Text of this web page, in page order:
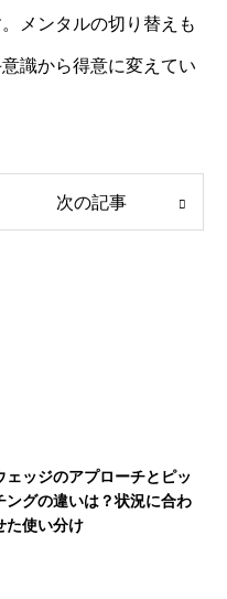
メンタルの切り替えも
識から得意に変えてい
次の記事
ェッジのアプローチとピッ
ングの違いは？状況に合わ
た使い分け